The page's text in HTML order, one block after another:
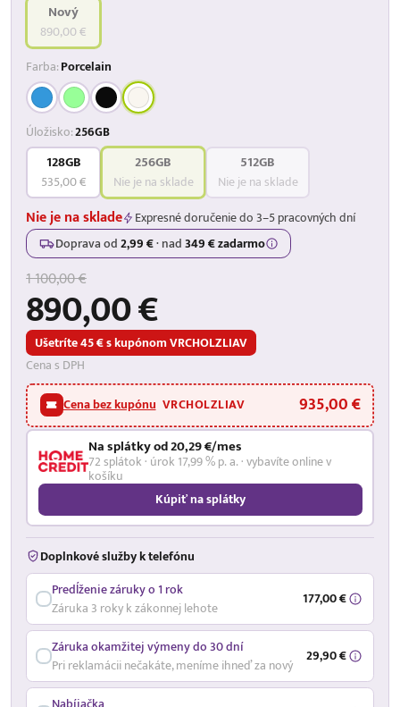
Nový
890,00 €
Farba:Porcelain
Úložisko:256GB
128GB
535,00 €
256GB
Nie je na sklade
512GB
Nie je na sklade
Nie je na sklade
Expresné doručenie do 3–5 pracovných dní
Doprava od2,99 €·nad349 € zadarmo
1 100,00 €
890,00 €
Ušetríte 45 € s kupónom VRCHOLZLIAV
Cena s DPH
Cena bez kupónu VRCHOLZLIAV 935,00 €
Na splátky od 20,29 €/mes
72 splátok · úrok 17,99 % p. a. · vybavíte online v
košíku
Kúpiť na splátky
Doplnkové služby k telefónu
Predĺženie záruky o 1 rok
Záruka 3 roky k zákonnej lehote
177,00 €
Záruka okamžitej výmeny do 30 dní
Pri reklamácii nečakáte, meníme ihneď za nový
29,90 €